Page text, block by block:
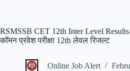
RSMSSB CET 12th Inter Level
कॉमन प्रवेश परीक्षा 12th लेवल रिजल्ट
Online Job Alert